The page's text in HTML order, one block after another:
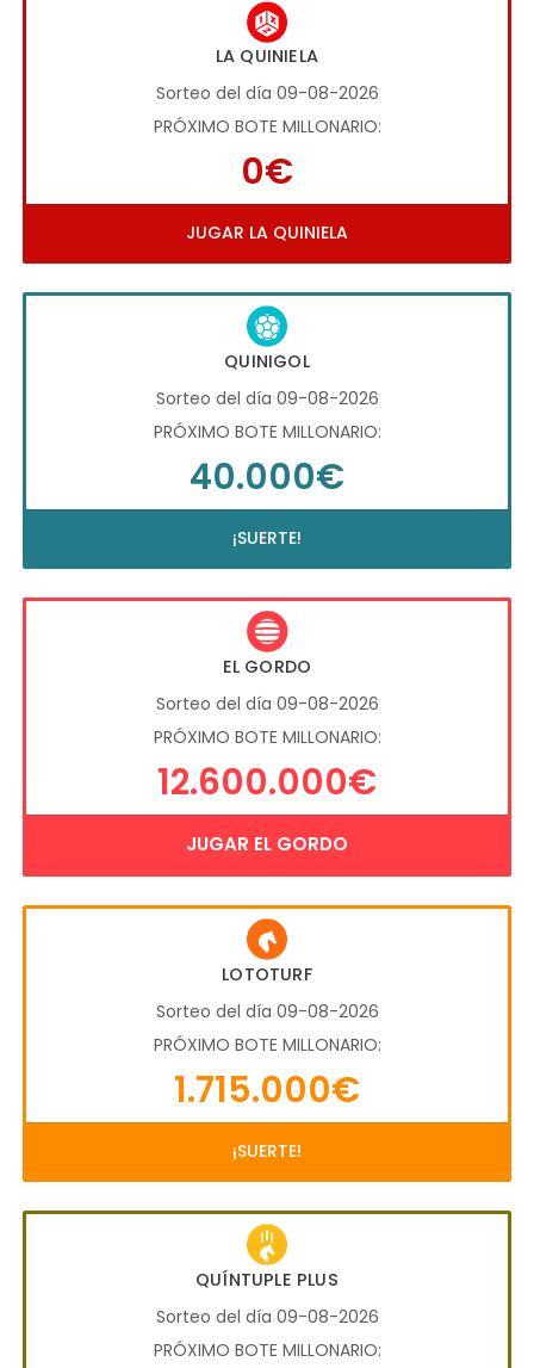
LA QUINIELA
Sorteo del día 09-08-2026
PRÓXIMO BOTE MILLONARIO:
0€
JUGAR LA QUINIELA
QUINIGOL
Sorteo del día 09-08-2026
PRÓXIMO BOTE MILLONARIO:
40.000€
¡SUERTE!
EL GORDO
Sorteo del día 09-08-2026
PRÓXIMO BOTE MILLONARIO:
12.600.000€
JUGAR EL GORDO
LOTOTURF
Sorteo del día 09-08-2026
PRÓXIMO BOTE MILLONARIO:
1.715.000€
¡SUERTE!
QUÍNTUPLE PLUS
Sorteo del día 09-08-2026
PRÓXIMO BOTE MILLONARIO: